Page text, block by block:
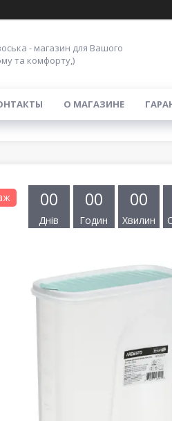
- магазин для Вашого
та комфорту,)
О МАГАЗИНЕ
00
Днів
00
Годин
00
Хвилин